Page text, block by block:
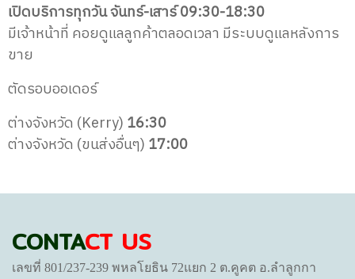
เปิดบริการทุกวัน จันทร์-เสาร์ 09:30-18:30
มีเจ้าหน้าที่ คอยดูแลลูกค้าตลอดเวลา มีระบบดูแลหลังการ
ขาย
ตัดรอบออเดอร์
ต่างจังหวัด (Kerry) 16:30
ต่างจังหวัด (ขนส่งอื่นๆ) 17:00
CONTACT US
เลขที่ 801/237-239 พหลโยธิน 72แยก 2 ต.คูคต อ.ลำลูกกา